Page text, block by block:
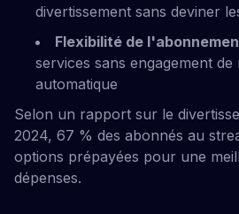
divertissement sans deviner
Flexibilité de
services sans engagement
automatique
Selon un rapport sur le
2024, 67 % des abonnés au
options prépayées pour une
dépenses.